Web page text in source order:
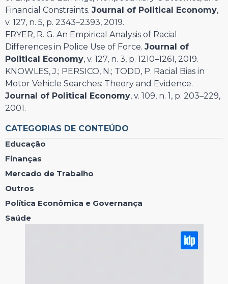
Financial Constraints. Journal of Political Economy,
v. 127, n. 5, p. 2343–2393, 2019.
FRYER, R. G. An Empirical Analysis of Racial
Differences in Police Use of Force. Journal of
Political Economy, v. 127, n. 3, p. 1210–1261, 2019.
KNOWLES, J.; PERSICO, N.; TODD, P. Racial Bias in
Motor Vehicle Searches: Theory and Evidence.
Journal of Political Economy, v. 109, n. 1, p. 203–229,
2001.
CATEGORIAS DE CONTEÚDO
Educação
Finanças
Mercado de Trabalho
Outros
Política Econômica e Governança
Saúde